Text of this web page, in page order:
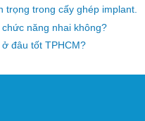
trọng trong cấy ghép implant.
năng nhai không?
đâu tốt TPHCM?